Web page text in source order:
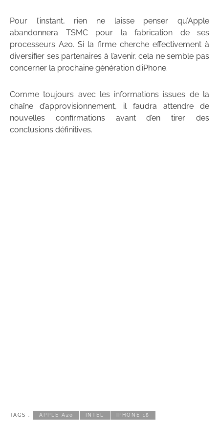
Pour l’instant, rien ne laisse penser qu’Apple
abandonnera TSMC pour la fabrication de ses
processeurs A20. Si la firme cherche effectivement à
diversifier ses partenaires à l’avenir, cela ne semble pas
concerner la prochaine génération d’iPhone.
Comme toujours avec les informations issues de la
chaîne d’approvisionnement, il faudra attendre de
nouvelles confirmations avant d’en tirer des
conclusions définitives.
TAGS : APPLE A20 INTEL IPHONE 18